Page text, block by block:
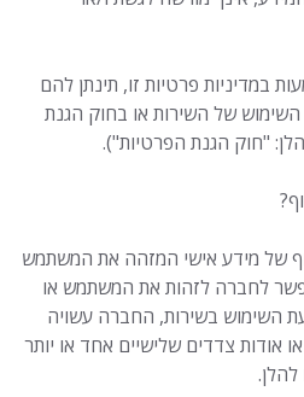
במדיניות פרטיות זו, תינתן להם
של השירות או בחוק הגנת
של מידע אישי המזהה את המשתמש
לחברה לזהות את המשתמש או
השימוש בשירות, החברה עשויה
אודות צדדים שלישיים אחד או יותר